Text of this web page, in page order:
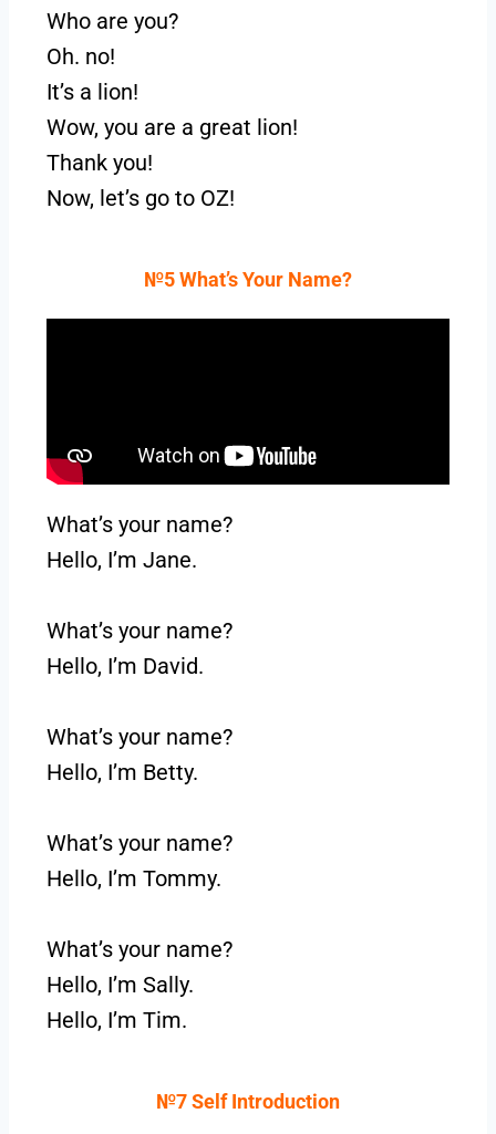
Who are you?
Oh. no!
It’s a lion!
Wow, you are a great lion!
Thank you!
Now, let’s go to OZ!
№5 What’s Your Name?
What’s your name?
Hello, I’m Jane.
What’s your name?
Hello, I’m David.
What’s your name?
Hello, I’m Betty.
What’s your name?
Hello, I’m Tommy.
What’s your name?
Hello, I’m Sally.
Hello, I’m Tim.
№7 Self Introduction